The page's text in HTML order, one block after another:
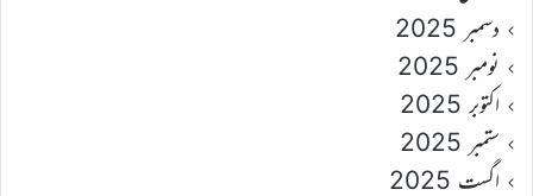
دسمبر 2025
نومبر 2025
اکتوبر 2025
ستمبر 2025
اگست 2025